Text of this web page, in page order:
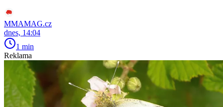
MMAMAG.cz
dnes, 14:04
1 min
Reklama